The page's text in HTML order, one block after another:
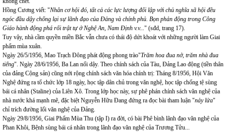
Hồng Cương viết: "Nhân cơ hội đó, tất cả các lực lượng đối lập với chủ nghĩa xã hội đều
ngóc đầu dậy chống lại sự lãnh đạo của Đảng và chính phủ. Bọn phản động trong Công
Giáo hành động phá rối trật tự ở Nghệ An, Nam Định v.v..." (sđd, trang 17).
Tuy vậy, nhà cầm quyền miền Bắc vẫn chưa có thái độ dứt khoát với những người làm Giai
phẩm mùa xuân.
Ngày 26/5/1956, Mao Trạch Đông phát động phong trào"Trăm hoa đua nở, trăm nhà đua
tiếng". Ngày 28/6/1956, Ba Lan nổi dậy. Theo chính sách của Tàu, Đảng Lao động (tiền thân
của đảng Cộng sản) cũng nới rộng chính sách văn hóa chính trị: Tháng 8/1956, Hội Văn
Nghệ đứng ra tổ chức lớp 18 ngày, học tập dân chủ trong văn nghệ, học tập chống tệ sùng
bái cá nhân (Staline) của Liên Xô. Trong lớp học này, sự phê phán chính sách văn nghệ của
nhà nước khá mạnh mẽ, đặc biệt Nguyễn Hữu Đang đứng ra đọc bài tham luận "nảy lửa"
chỉ trích đường lối văn nghệ của Đảng.
Ngày 29/8/1956, Giai Phẩm Mùa Thu (tập I) ra đời, có bài Phê bình lãnh đạo văn nghệ của
Phan Khôi, Bệnh sùng bái cá nhân trong lãnh đạo văn nghệ của Trương Tửu...